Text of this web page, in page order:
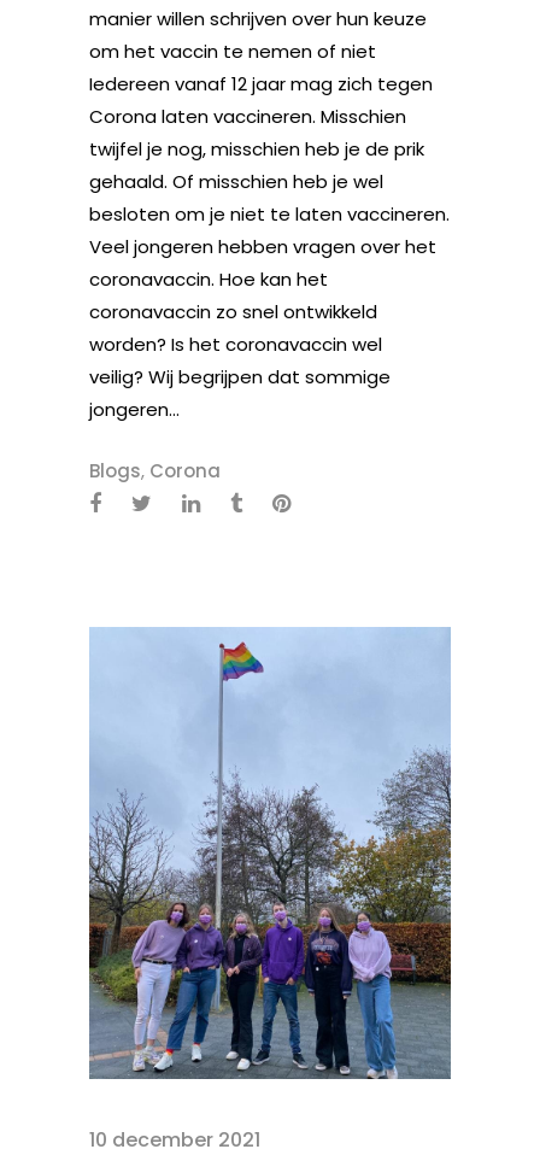
manier willen schrijven over hun keuze
om het vaccin te nemen of niet
Iedereen vanaf 12 jaar mag zich tegen
Corona laten vaccineren. Misschien
twijfel je nog, misschien heb je de prik
gehaald. Of misschien heb je wel
besloten om je niet te laten vaccineren.
Veel jongeren hebben vragen over het
coronavaccin. Hoe kan het
coronavaccin zo snel ontwikkeld
worden? Is het coronavaccin wel
veilig? Wij begrijpen dat sommige
jongeren...
Blogs, Corona
10 december 2021